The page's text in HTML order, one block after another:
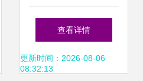
服务设计的核心与
路径
查看详情
更新时间：2026-08-06
08:32:13